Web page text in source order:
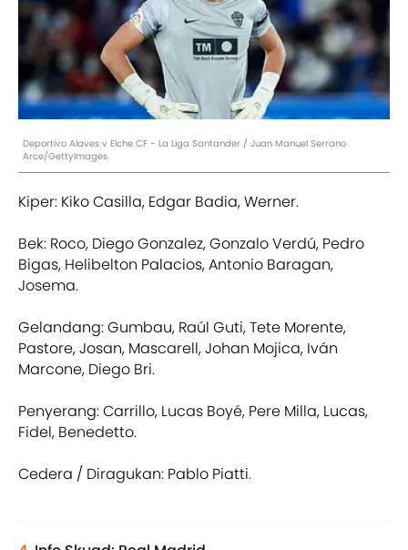
Deportivo Alaves v Elche CF - La Liga Santander / Juan Manuel Serrano
Arce/GettyImages
Kiper: Kiko Casilla, Edgar Badia, Werner.
Bek: Roco, Diego Gonzalez, Gonzalo Verdú, Pedro
Bigas, Helibelton Palacios, Antonio Baragan,
Josema.
Gelandang: Gumbau, Raúl Guti, Tete Morente,
Pastore, Josan, Mascarell, Johan Mojica, Iván
Marcone, Diego Bri.
Penyerang: Carrillo, Lucas Boyé, Pere Milla, Lucas,
Fidel, Benedetto.
Cedera / Diragukan: Pablo Piatti.